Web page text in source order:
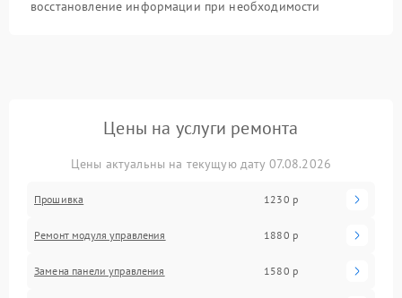
восстановление информации при необходимости
Цены на услуги ремонта
Цены актуальны на текущую дату 07.08.2026
Прошивка 1230 р
Ремонт модуля управления 1880 р
Замена панели управления 1580 р